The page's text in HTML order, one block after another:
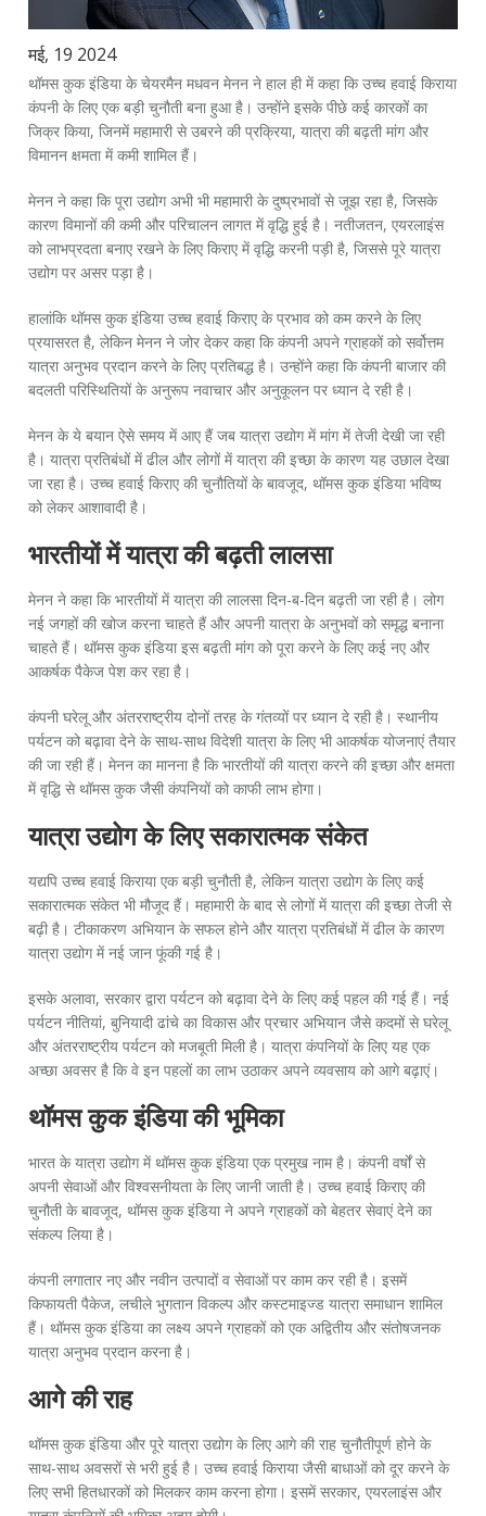
मई, 19 2024
थॉमस कुक इंडिया के चेयरमैन मधवन मेनन ने हाल ही में कहा कि उच्च हवाई किराया
कंपनी के लिए एक बड़ी चुनौती बना हुआ है। उन्होंने इसके पीछे कई कारकों का
जिक्र किया, जिनमें महामारी से उबरने की प्रक्रिया, यात्रा की बढ़ती मांग और
विमानन क्षमता में कमी शामिल हैं।
मेनन ने कहा कि पूरा उद्योग अभी भी महामारी के दुष्प्रभावों से जूझ रहा है, जिसके
कारण विमानों की कमी और परिचालन लागत में वृद्धि हुई है। नतीजतन, एयरलाइंस
को लाभप्रदता बनाए रखने के लिए किराए में वृद्धि करनी पड़ी है, जिससे पूरे यात्रा
उद्योग पर असर पड़ा है।
हालांकि थॉमस कुक इंडिया उच्च हवाई किराए के प्रभाव को कम करने के लिए
प्रयासरत है, लेकिन मेनन ने जोर देकर कहा कि कंपनी अपने ग्राहकों को सर्वोत्तम
यात्रा अनुभव प्रदान करने के लिए प्रतिबद्ध है। उन्होंने कहा कि कंपनी बाजार की
बदलती परिस्थितियों के अनुरूप नवाचार और अनुकूलन पर ध्यान दे रही है।
मेनन के ये बयान ऐसे समय में आए हैं जब यात्रा उद्योग में मांग में तेजी देखी जा रही
है। यात्रा प्रतिबंधों में ढील और लोगों में यात्रा की इच्छा के कारण यह उछाल देखा
जा रहा है। उच्च हवाई किराए की चुनौतियों के बावजूद, थॉमस कुक इंडिया भविष्य
को लेकर आशावादी है।
भारतीयों में यात्रा की बढ़ती लालसा
मेनन ने कहा कि भारतीयों में यात्रा की लालसा दिन-ब-दिन बढ़ती जा रही है। लोग
नई जगहों की खोज करना चाहते हैं और अपनी यात्रा के अनुभवों को समृद्ध बनाना
चाहते हैं। थॉमस कुक इंडिया इस बढ़ती मांग को पूरा करने के लिए कई नए और
आकर्षक पैकेज पेश कर रहा है।
कंपनी घरेलू और अंतरराष्ट्रीय दोनों तरह के गंतव्यों पर ध्यान दे रही है। स्थानीय
पर्यटन को बढ़ावा देने के साथ-साथ विदेशी यात्रा के लिए भी आकर्षक योजनाएं तैयार
की जा रही हैं। मेनन का मानना है कि भारतीयों की यात्रा करने की इच्छा और क्षमता
में वृद्धि से थॉमस कुक जैसी कंपनियों को काफी लाभ होगा।
यात्रा उद्योग के लिए सकारात्मक संकेत
यद्यपि उच्च हवाई किराया एक बड़ी चुनौती है, लेकिन यात्रा उद्योग के लिए कई
सकारात्मक संकेत भी मौजूद हैं। महामारी के बाद से लोगों में यात्रा की इच्छा तेजी से
बढ़ी है। टीकाकरण अभियान के सफल होने और यात्रा प्रतिबंधों में ढील के कारण
यात्रा उद्योग में नई जान फूंकी गई है।
इसके अलावा, सरकार द्वारा पर्यटन को बढ़ावा देने के लिए कई पहल की गई हैं। नई
पर्यटन नीतियां, बुनियादी ढांचे का विकास और प्रचार अभियान जैसे कदमों से घरेलू
और अंतरराष्ट्रीय पर्यटन को मजबूती मिली है। यात्रा कंपनियों के लिए यह एक
अच्छा अवसर है कि वे इन पहलों का लाभ उठाकर अपने व्यवसाय को आगे बढ़ाएं।
थॉमस कुक इंडिया की भूमिका
भारत के यात्रा उद्योग में थॉमस कुक इंडिया एक प्रमुख नाम है। कंपनी वर्षों से
अपनी सेवाओं और विश्वसनीयता के लिए जानी जाती है। उच्च हवाई किराए की
चुनौती के बावजूद, थॉमस कुक इंडिया ने अपने ग्राहकों को बेहतर सेवाएं देने का
संकल्प लिया है।
कंपनी लगातार नए और नवीन उत्पादों व सेवाओं पर काम कर रही है। इसमें
किफायती पैकेज, लचीले भुगतान विकल्प और कस्टमाइज्ड यात्रा समाधान शामिल
हैं। थॉमस कुक इंडिया का लक्ष्य अपने ग्राहकों को एक अद्वितीय और संतोषजनक
यात्रा अनुभव प्रदान करना है।
आगे की राह
थॉमस कुक इंडिया और पूरे यात्रा उद्योग के लिए आगे की राह चुनौतीपूर्ण होने के
साथ-साथ अवसरों से भरी हुई है। उच्च हवाई किराया जैसी बाधाओं को दूर करने के
लिए सभी हितधारकों को मिलकर काम करना होगा। इसमें सरकार, एयरलाइंस और